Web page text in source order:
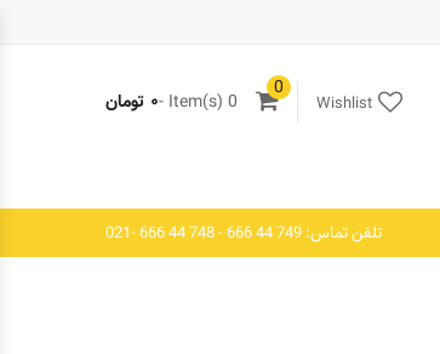
0
0 Item(s) - ۰ تومان Wishlist
تلفن تماس: 749 44 666 - 748 44 666 -021